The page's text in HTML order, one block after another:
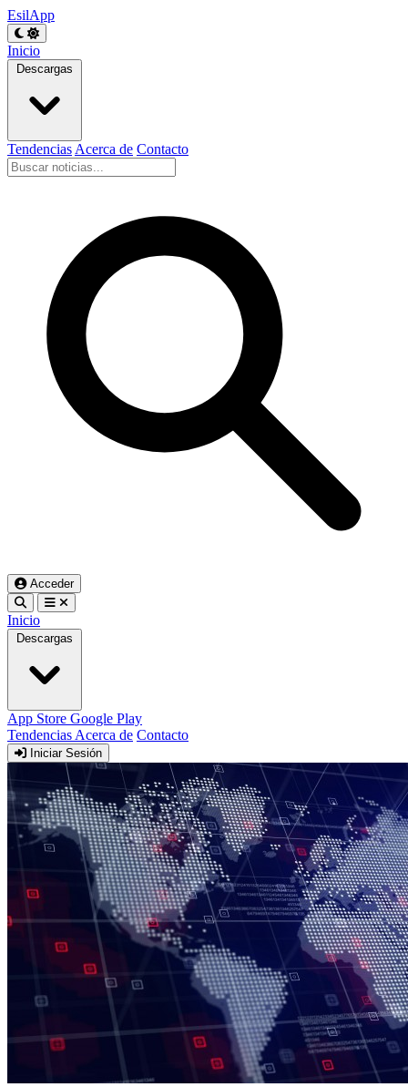
EsilApp
Inicio
Descargas
Tendencias Acerca de Contacto
Acceder
Inicio
Descargas
App Store Google Play
Tendencias Acerca de Contacto
Iniciar Sesión